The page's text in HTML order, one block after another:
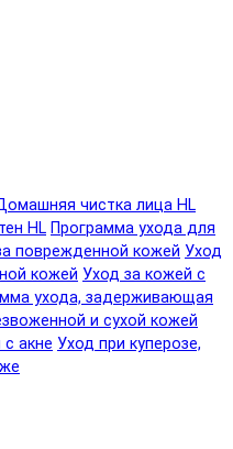
чистка лица HL
HL Программа ухода для
поврежденной кожей Уход
кожей Уход за кожей с
ухода, задерживающая
и сухой кожей
акне Уход при куперозе,